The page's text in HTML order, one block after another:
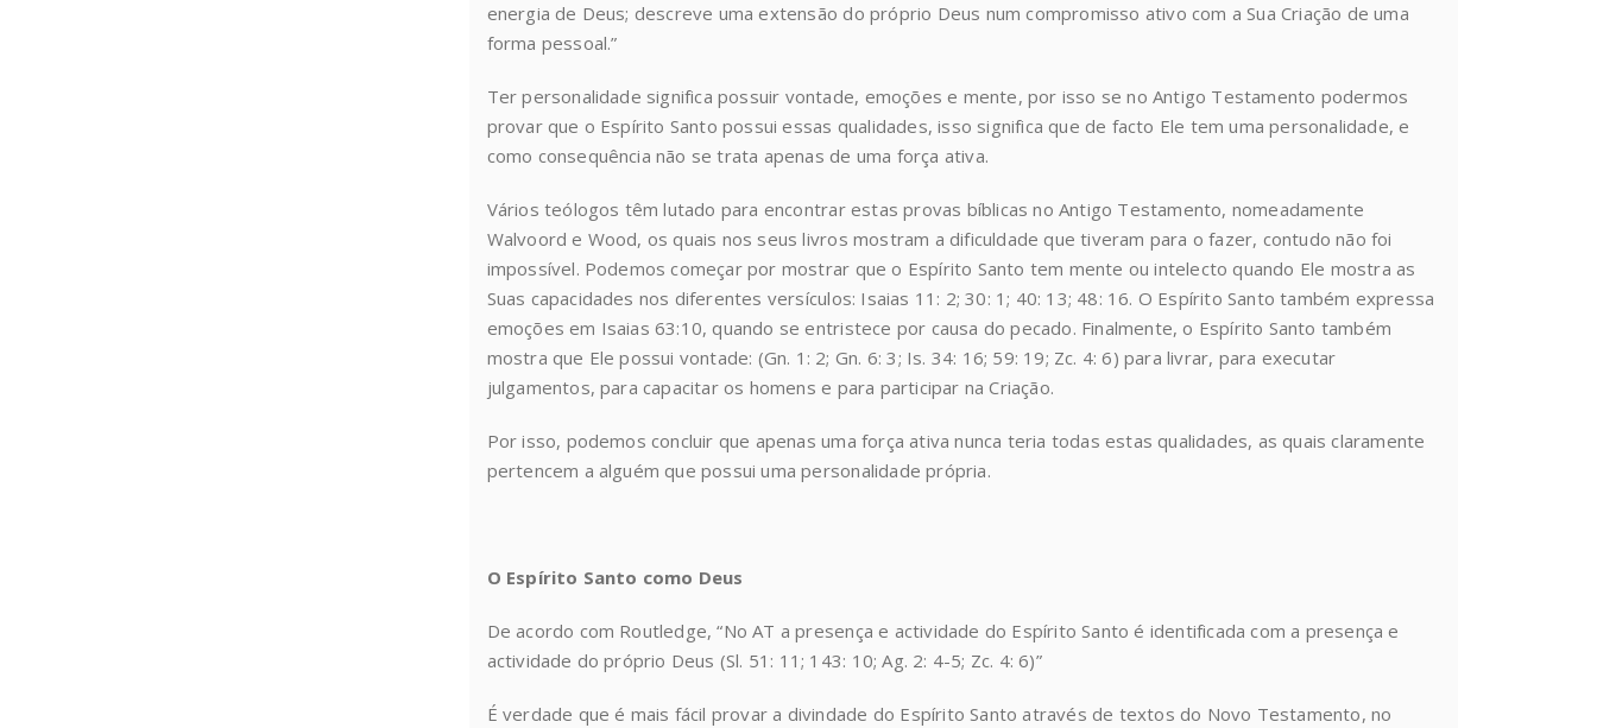
energia de Deus; descreve uma extensão do próprio Deus num compromisso ativo com a Sua Criação de uma
forma pessoal.”
Ter personalidade significa possuir vontade, emoções e mente, por isso se no Antigo Testamento podermos
provar que o Espírito Santo possui essas qualidades, isso significa que de facto Ele tem uma personalidade, e
como consequência não se trata apenas de uma força ativa.
Vários teólogos têm lutado para encontrar estas provas bíblicas no Antigo Testamento, nomeadamente
Walvoord e Wood, os quais nos seus livros mostram a dificuldade que tiveram para o fazer, contudo não foi
impossível. Podemos começar por mostrar que o Espírito Santo tem mente ou intelecto quando Ele mostra as
Suas capacidades nos diferentes versículos: Isaias 11: 2; 30: 1; 40: 13; 48: 16. O Espírito Santo também expressa
emoções em Isaias 63:10, quando se entristece por causa do pecado. Finalmente, o Espírito Santo também
mostra que Ele possui vontade: (Gn. 1: 2; Gn. 6: 3; Is. 34: 16; 59: 19; Zc. 4: 6) para livrar, para executar
julgamentos, para capacitar os homens e para participar na Criação.
Por isso, podemos concluir que apenas uma força ativa nunca teria todas estas qualidades, as quais claramente
pertencem a alguém que possui uma personalidade própria.
O Espírito Santo como Deus
De acordo com Routledge, “No AT a presença e actividade do Espírito Santo é identificada com a presença e
actividade do próprio Deus (Sl. 51: 11; 143: 10; Ag. 2: 4-5; Zc. 4: 6)”
É verdade que é mais fácil provar a divindade do Espírito Santo através de textos do Novo Testamento, no